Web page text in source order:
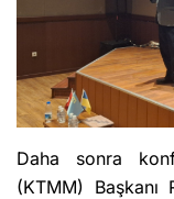
Daha sonra
(KTMM) Başkanı